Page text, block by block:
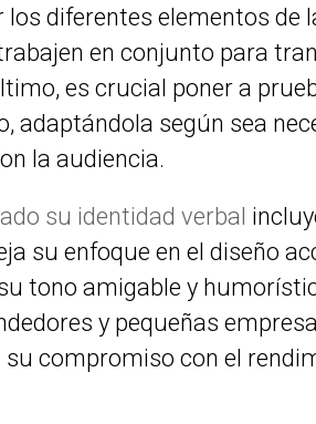
diferentes elementos de
en conjunto para
es crucial poner a
adaptándola según sea
la audiencia.
su identidad verbal
su enfoque en el diseño
tono amigable y
y pequeñas
compromiso con el